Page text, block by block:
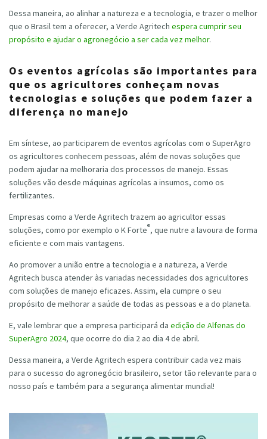
Dessa maneira, ao alinhar a natureza e a tecnologia, e trazer o melhor
que o Brasil tem a oferecer, a Verde Agritech espera cumprir seu
propósito e ajudar o agronegócio a ser cada vez melhor.
Os eventos agrícolas são importantes para
que os agricultores conheçam novas
tecnologias e soluções que podem fazer a
diferença no manejo
Em síntese, ao participarem de eventos agrícolas com o SuperAgro
os agricultores conhecem pessoas, além de novas soluções que
podem ajudar na melhoraria dos processos de manejo. Essas
soluções vão desde máquinas agrícolas a insumos, como os
fertilizantes.
Empresas como a Verde Agritech trazem ao agricultor essas
soluções, como por exemplo o K Forte®, que nutre a lavoura de forma
eficiente e com mais vantagens.
Ao promover a união entre a tecnologia e a natureza, a Verde
Agritech busca atender às variadas necessidades dos agricultores
com soluções de manejo eficazes. Assim, ela cumpre o seu
propósito de melhorar a saúde de todas as pessoas e a do planeta.
E, vale lembrar que a empresa participará da edição de Alfenas do
SuperAgro 2024, que ocorre do dia 2 ao dia 4 de abril.
Dessa maneira, a Verde Agritech espera contribuir cada vez mais
para o sucesso do agronegócio brasileiro, setor tão relevante para o
nosso país e também para a segurança alimentar mundial!